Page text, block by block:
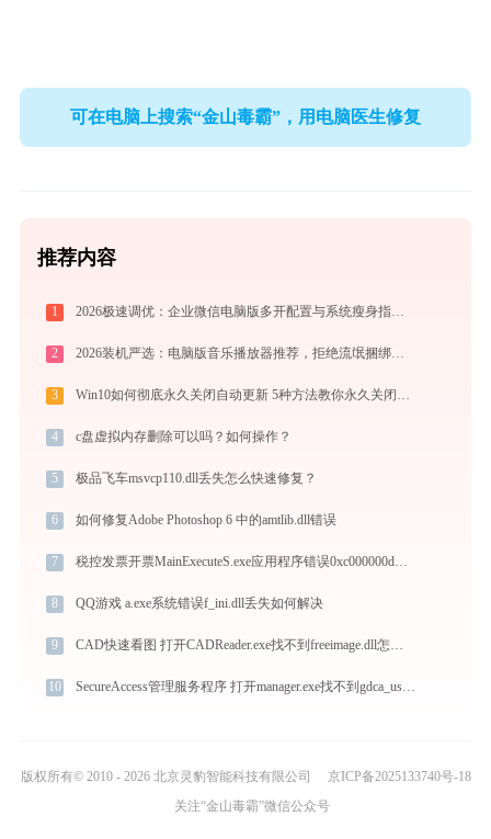
可在电脑上搜索“金山毒霸”，用电脑医生修复
推荐内容
1 2026极速调优：企业微信电脑版多开配置与系统瘦身指南，拒绝流氓捆绑
2 2026装机严选：电脑版音乐播放器推荐，拒绝流氓捆绑，还原极致无损心流音质
3 Win10如何彻底永久关闭自动更新 5种方法教你永久关闭win10自动更新
4 c盘虚拟内存删除可以吗？如何操作？
5 极品飞车msvcp110.dll丢失怎么快速修复？
6 如何修复Adobe Photoshop 6 中的amtlib.dll错误
7 税控发票开票MainExecuteS.exe应用程序错误0xc000000d解决方法
8 QQ游戏 a.exe系统错误f_ini.dll丢失如何解决
9 CAD快速看图 打开CADReader.exe找不到freeimage.dll怎么办
10 SecureAccess管理服务程序 打开manager.exe找不到gdca_user_act.dll怎么办
版权所有© 2010 - 2026 北京灵豹智能科技有限公司
京ICP备2025133740号-18
关注“金山毒霸”微信公众号